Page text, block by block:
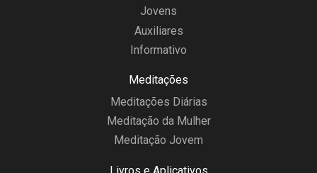
Jovens
Auxiliares
Informativo
Meditações
Meditações Diárias
Meditação da Mulher
Meditação Jovem
Livros e Aplicativos